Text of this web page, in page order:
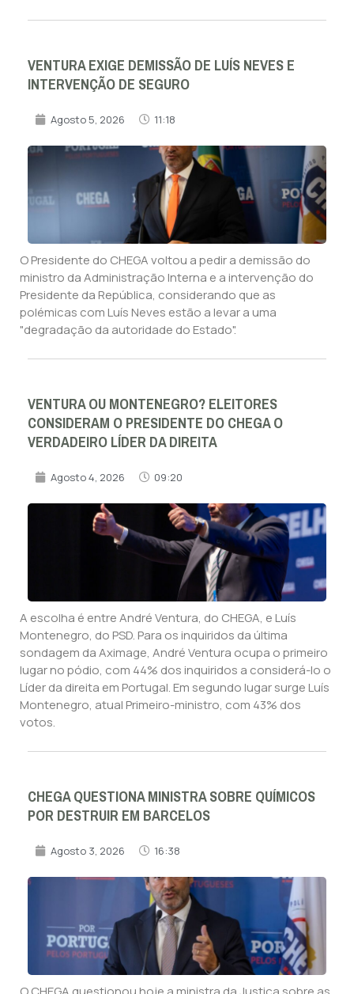
VENTURA EXIGE DEMISSÃO DE LUÍS NEVES E
INTERVENÇÃO DE SEGURO
Agosto 5, 2026 11:18
O Presidente do CHEGA voltou a pedir a demissão do
ministro da Administração Interna e a intervenção do
Presidente da República, considerando que as
polémicas com Luís Neves estão a levar a uma
"degradação da autoridade do Estado".
VENTURA OU MONTENEGRO? ELEITORES
CONSIDERAM O PRESIDENTE DO CHEGA O
VERDADEIRO LÍDER DA DIREITA
Agosto 4, 2026 09:20
A escolha é entre André Ventura, do CHEGA, e Luís
Montenegro, do PSD. Para os inquiridos da última
sondagem da Aximage, André Ventura ocupa o primeiro
lugar no pódio, com 44% dos inquiridos a considerá-lo o
Líder da direita em Portugal. Em segundo lugar surge Luís
Montenegro, atual Primeiro-ministro, com 43% dos
votos.
CHEGA QUESTIONA MINISTRA SOBRE QUÍMICOS
POR DESTRUIR EM BARCELOS
Agosto 3, 2026 16:38